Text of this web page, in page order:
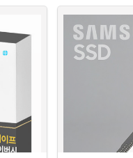
혼자 쓰기 좋은 1